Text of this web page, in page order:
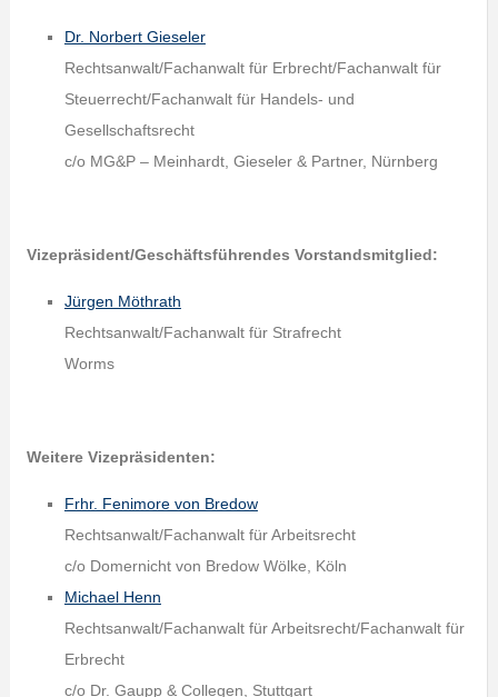
Dr. Norbert Gieseler
Rechtsanwalt/Fachanwalt für Erbrecht/Fachanwalt für
Steuerrecht/Fachanwalt für Handels- und
Gesellschaftsrecht
c/o MG&P – Meinhardt, Gieseler & Partner, Nürnberg
Vizepräsident/Geschäftsführendes Vorstandsmitglied:
Jürgen Möthrath
Rechtsanwalt/Fachanwalt für Strafrecht
Worms
Weitere Vizepräsidenten:
Frhr. Fenimore von Bredow
Rechtsanwalt/Fachanwalt für Arbeitsrecht
c/o Domernicht von Bredow Wölke, Köln
Michael Henn
Rechtsanwalt/Fachanwalt für Arbeitsrecht/Fachanwalt für
Erbrecht
c/o Dr. Gaupp & Collegen, Stuttgart